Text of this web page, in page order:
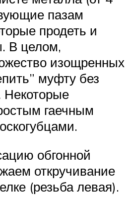
пазам
продеть и
В целом,
изощренных
муфту без
Некоторые
гаечным
обгонной
откручивание
(резьба левая).